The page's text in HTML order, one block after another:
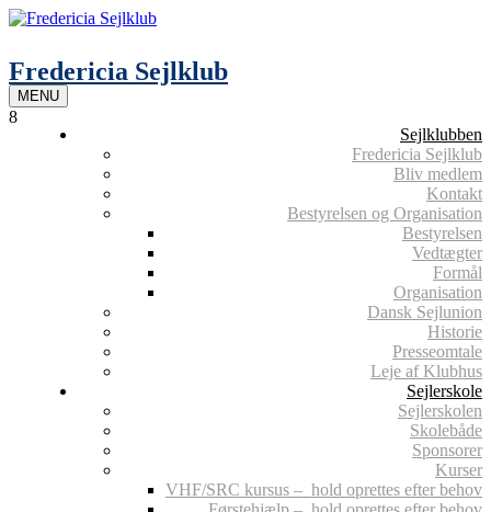
Skip
Fredericia Sejlklub
MENU
Sejlklubben
Fredericia Sejlklub
Bliv medlem
Kontakt
Bestyrelsen og Organisation
Bestyrelsen
Vedtægter
Formål
Organisation
Dansk Sejlunion
Historie
Presseomtale
Leje af Klubhus
Sejlerskole
Sejlerskolen
Skolebåde
Sponsorer
Kurser
VHF/SRC kursus – hold oprettes efter behov
8